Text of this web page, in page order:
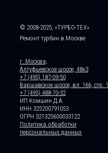
© 2008-2025, «ТУРБО-ТЕХ»
Ремонт турбин в Москве
г. Москва,
Алтуфьевское шоссе, 48к3
+7 (495) 187-09-50
Варшавское шоссе, вл. 166, стр. 1
+7 (495) 488-70-32
ИП Комшин Д.А.
ИНН 325200791053
ОГРН 321325600033122
Политика обработки
персональных данных